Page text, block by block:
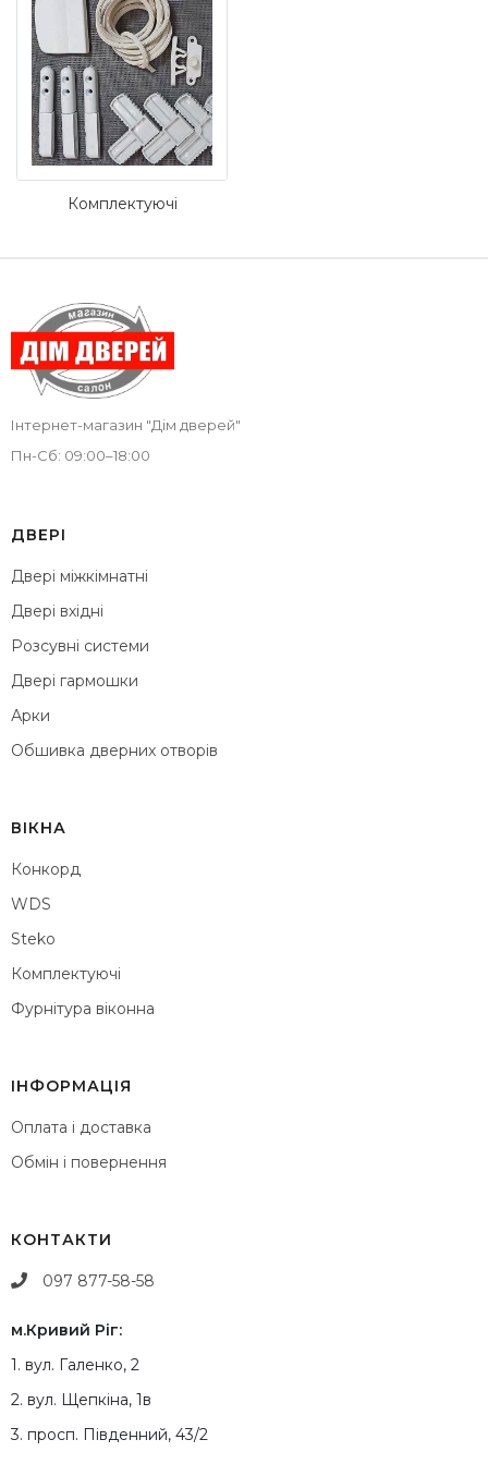
Комплектуючі
Інтернет-магазин "Дім дверей"
Пн-Cб: 09:00–18:00
ДВЕРІ
Двері міжкімнатні
Двері вхідні
Розсувні системи
Двері гармошки
Арки
Обшивка дверних отворів
ВІКНА
Конкорд
WDS
Steko
Комплектуючі
Фурнітура віконна
ІНФОРМАЦІЯ
Оплата і доставка
Обмін і повернення
КОНТАКТИ
097 877-58-58
м.Кривий Ріг:
1. вул. Галенко, 2
2. вул. Щепкіна, 1в
3. просп. Південний, 43/2